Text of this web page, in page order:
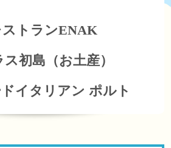
トランENAK
初島（お土産）
イタリアン ポルト